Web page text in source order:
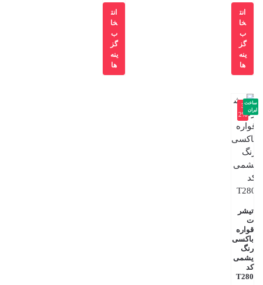
انت
خا
ب
گز
ینه
ها
انت
خا
ب
گز
ینه
ها
-3
2%
تیشر
ت
قواره
باکسی
رنگ
یشمی
کد
T280
ساخت
ایران